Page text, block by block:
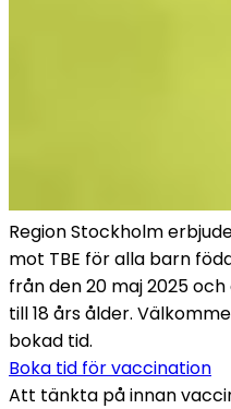
Region Stockholm
mot TBE för alla barn
från den 20 maj 2025
till 18 års ålder.
bokad tid.
Boka tid för vaccination
Att tänkta på innan